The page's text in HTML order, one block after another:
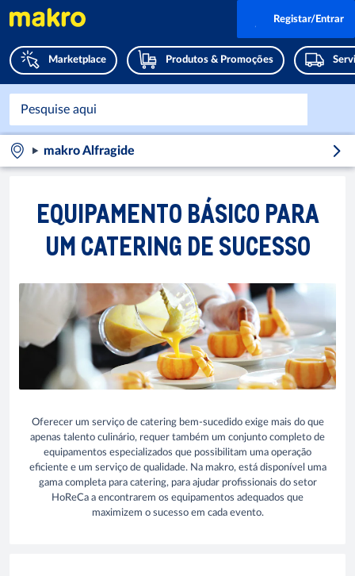
Marketplace Produtos & Promoções
Registar/Entrar
makro Alfragide
EQUIPAMENTO BÁSICO PARA
UM CATERING DE SUCESSO
Oferecer um serviço de catering bem-sucedido exige mais do que
apenas talento culinário, requer também um conjunto completo de
equipamentos especializados que possibilitam uma operação
eficiente e um serviço de qualidade. Na makro, está disponível uma
gama completa para catering, para ajudar profissionais do setor
HoReCa a encontrarem os equipamentos adequados que
maximizem o sucesso em cada evento.